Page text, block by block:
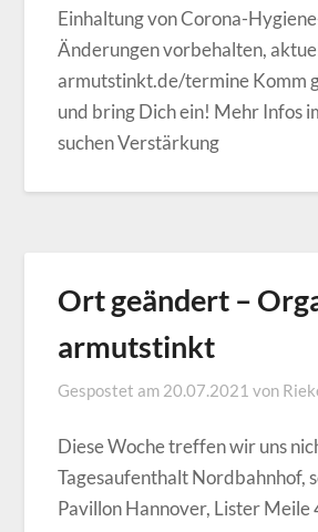
Einhaltung von Corona-
Änderungen vorbehalten,
armutstinkt.de/termine Komm
und bring Dich ein! Mehr Infos
suchen Verstärkung
Ort geändert –
armutstinkt
Gespostet am 20.07.2021 von
Diese Woche treffen wir uns
Tagesaufenthalt Nordbahnhof,
Pavillon Hannover, Lister Meile